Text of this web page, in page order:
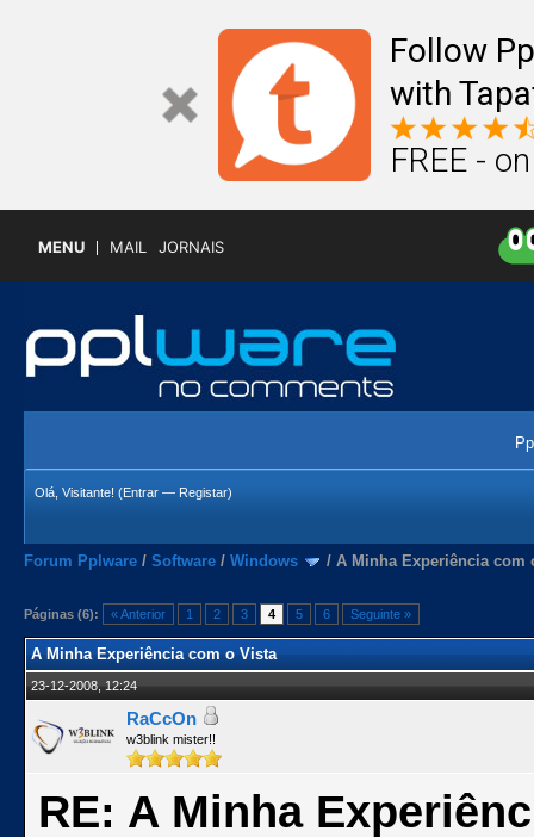
Follow
with
FREE -
MENU MAIL JORNAIS
Olá, Visitante! (Entrar — Registar)
Forum Pplware / Software / Windows / A Minha Experiência com
Páginas (6): « Anterior 1 2 3 4 5 6 Seguinte »
A Minha Experiência com o Vista
23-12-2008, 12:24
RaCcOn
w3blink mister!!
RE: A Minha